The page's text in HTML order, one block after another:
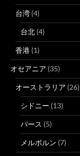
台湾 (4)
台北 (4)
香港 (1)
オセアニア (35)
オーストラリア (26)
シドニー (13)
パース (5)
メルボルン (7)